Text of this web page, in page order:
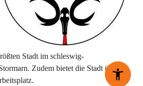
Stadt im schleswig-
Zudem bietet die Stadt über